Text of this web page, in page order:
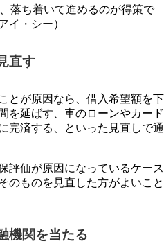
落ち着いて進めるのが得策で
イ・シー）
直す
とが原因なら、借入希望額を下
を延ばす、車のローンやカード
完済する、といった見直しで通
評価が原因になっているケース
のものを見直した方がよいこと
機関を当たる